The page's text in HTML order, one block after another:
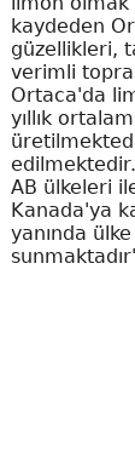
kaydeden
güzellikleri,
verimli
Ortaca'da
yıllık
AB ülkeleri
Kanada'ya
yanında